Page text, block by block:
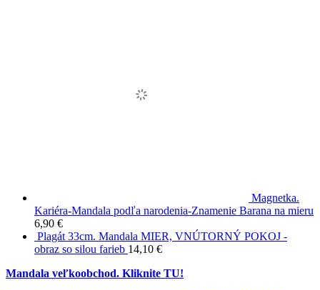
Magnetka.
Kariéra-Mandala podľa narodenia-Znamenie Barana na mieru
6,90 €
Plagát 33cm. Mandala MIER, VNÚTORNÝ POKOJ -
obraz so silou farieb 14,10 €
Mandala veľkoobchod. Kliknite TU!